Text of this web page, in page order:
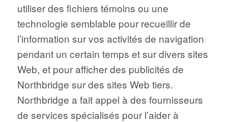
utiliser des fichiers témoins ou une
technologie semblable pour recueillir de
l’information sur vos activités de navigation
pendant un certain temps et sur divers sites
Web, et pour afficher des publicités de
Northbridge sur des sites Web tiers.
Northbridge a fait appel à des fournisseurs
de services spécialisés pour l’aider à